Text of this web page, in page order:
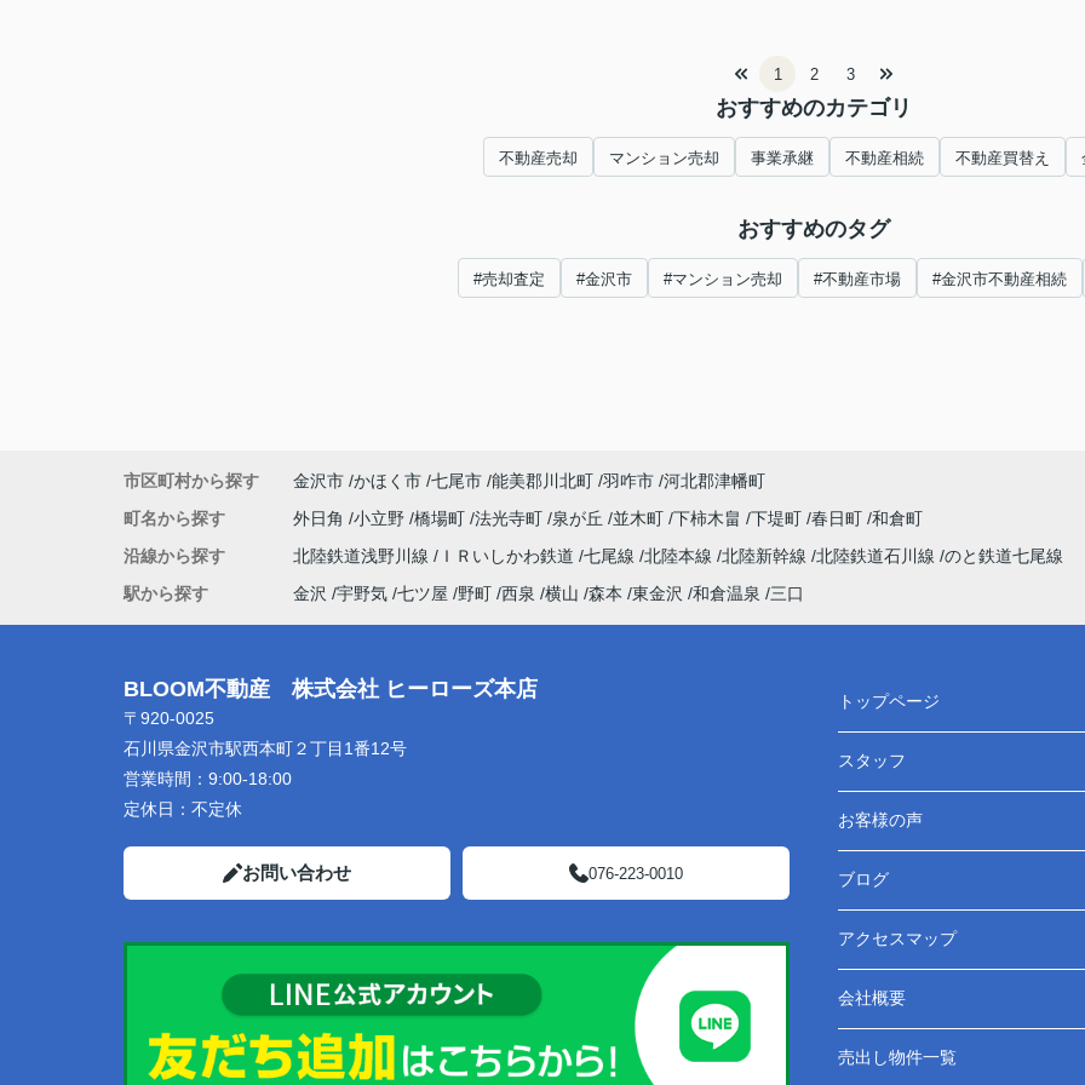
1 2 3
おすすめのカテゴリ
不動産売却 マンション売却 事業承継 不動産相続 不動産買替え
おすすめのタグ
#売却査定 #金沢市 #マンション売却 #不動産市場 #金沢市不動産相続
市区町村から探す 金沢市 かほく市 七尾市 能美郡川北町 羽咋市 河北郡津幡町
町名から探す
外日角 小立野 橋場町 法光寺町 泉が丘 並木町 下柿木畠 下堤町 春日町 和倉町
沿線から探す
北陸鉄道浅野川線 ＩＲいしかわ鉄道 七尾線 北陸本線 北陸新幹線 北陸鉄道石川線 のと鉄道七尾線
駅から探す
金沢 宇野気 七ツ屋 野町 西泉 横山 森本 東金沢 和倉温泉 三口
BLOOM不動産 株式会社 ヒーローズ本店
〒920-0025
石川県金沢市駅西本町２丁目1番12号
営業時間： 9:00-18:00
定休日： 不定休
お問い合わせ 076-223-0010
トップページ
スタッフ
お客様の声
ブログ
アクセスマップ
会社概要
売出し物件一覧